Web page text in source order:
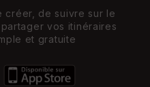
créer, de suivre sur le
vos itinéraires
et gratuite